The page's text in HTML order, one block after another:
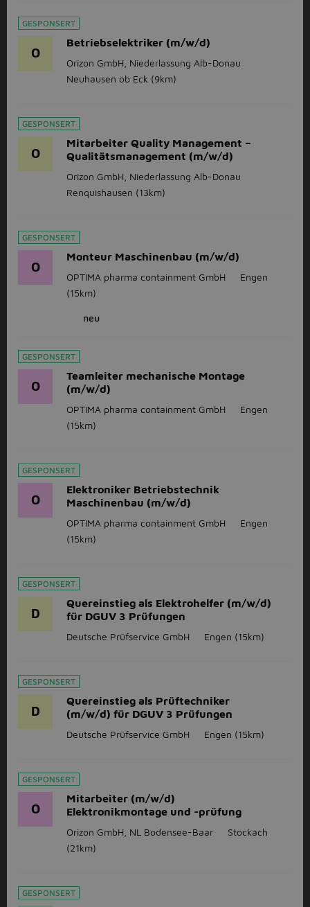
GESPONSERT
O
Betriebselektriker (m/w/d)
Orizon GmbH, Niederlassung Alb-Donau
Neuhausen ob Eck (9km)
GESPONSERT
O
Mitarbeiter Quality Management –
Qualitätsmanagement (m/w/d)
Orizon GmbH, Niederlassung Alb-Donau
Renquishausen (13km)
GESPONSERT
O
Monteur Maschinenbau (m/w/d)
OPTIMA pharma containment GmbH
Engen
(15km)
neu
GESPONSERT
O
Teamleiter mechanische Montage
(m/w/d)
OPTIMA pharma containment GmbH
Engen
(15km)
GESPONSERT
O
Elektroniker Betriebstechnik
Maschinenbau (m/w/d)
OPTIMA pharma containment GmbH
Engen
(15km)
GESPONSERT
D
Quereinstieg als Elektrohelfer (m/w/d)
für DGUV 3 Prüfungen
Deutsche Prüfservice GmbH Engen (15km)
GESPONSERT
D
Quereinstieg als Prüftechniker
(m/w/d) für DGUV 3 Prüfungen
Deutsche Prüfservice GmbH Engen (15km)
GESPONSERT
O
Mitarbeiter (m/w/d)
Elektronikmontage und -prüfung
Orizon GmbH, NL Bodensee-Baar
Stockach
(21km)
GESPONSERT